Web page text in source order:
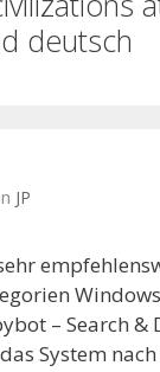
deutsch
JP
– Search &
System